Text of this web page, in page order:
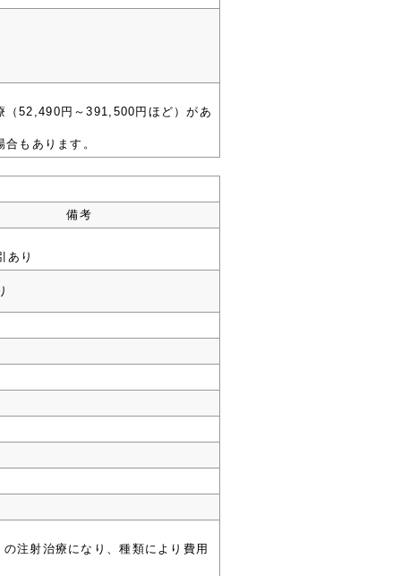
（52,490円～391,500円ほど）があ
もあります。
備考
あり
注射治療になり、種類により費用